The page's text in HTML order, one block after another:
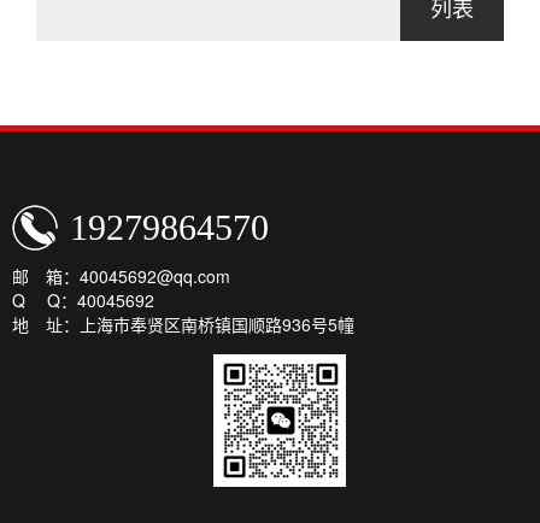
列表
19279864570
邮 箱：40045692@qq.com
Q Q：40045692
地 址：上海市奉贤区南桥镇国顺路936号5幢